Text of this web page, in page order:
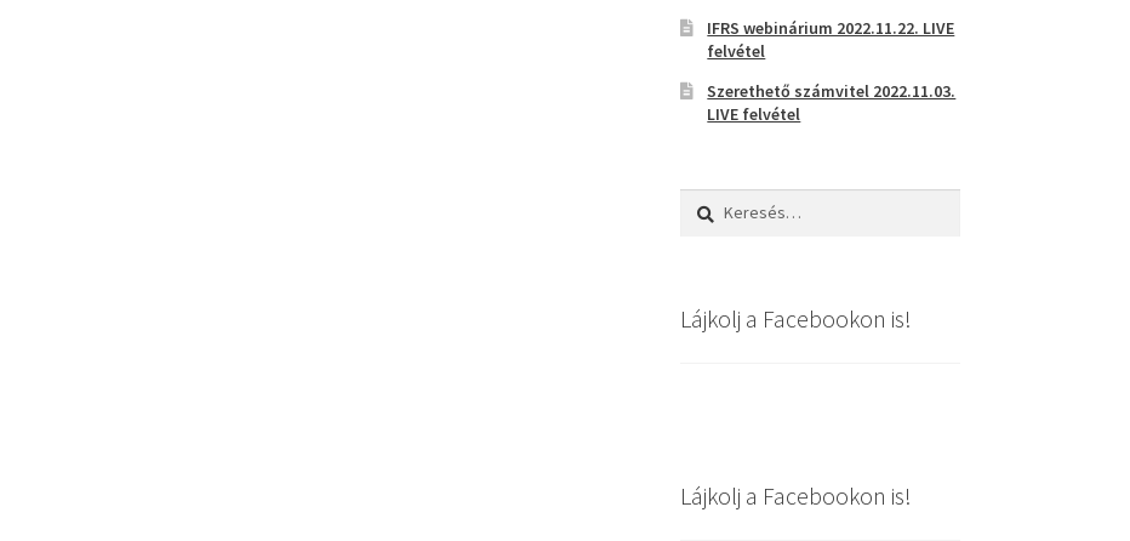
IFRS webinárium 2022.11.22. LIVE
felvétel
Szerethető számvitel 2022.11.03.
LIVE felvétel
Keresés:
Lájkolj a Facebookon is!
Lájkolj a Facebookon is!